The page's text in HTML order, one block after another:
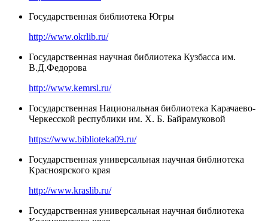
Государственная библиотека Югры
http://www.okrlib.ru/
Государственная научная библиотека Кузбасса им.
В.Д.Федорова
http://www.kemrsl.ru/
Государственная Национальная библиотека Карачаево-
Черкесской республики им. Х. Б. Байрамуковой
https://www.biblioteka09.ru/
Государственная универсальная научная библиотека
Красноярского края
http://www.kraslib.ru/
Государственная универсальная научная библиотека